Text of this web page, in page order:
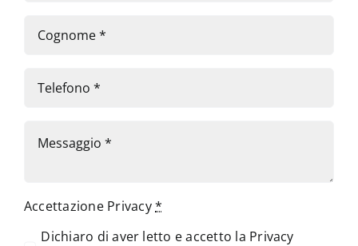
Accettazione Privacy*
Dichiaro di aver letto e accetto la Privacy